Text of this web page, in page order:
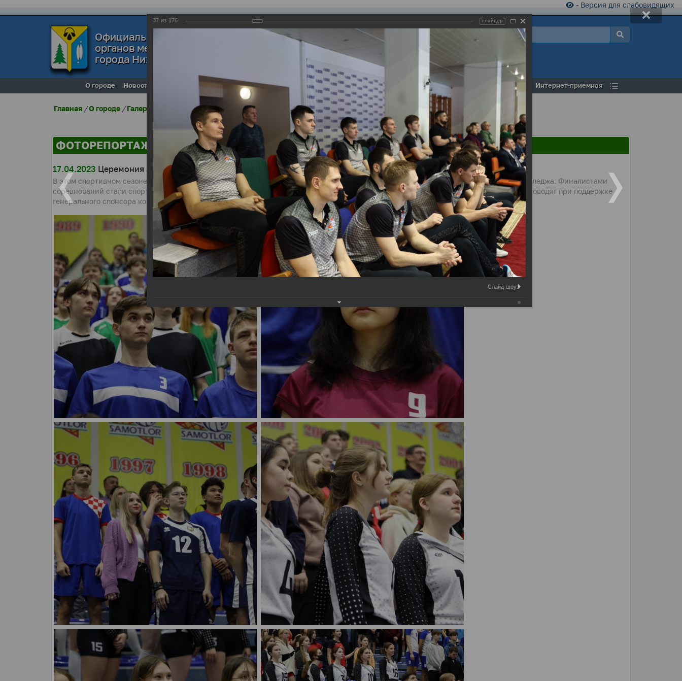
- Версия для слабовидящих
Официальный сайт
органов местного самоуправления
города Нижневартовска
О городе Новости Местное самоуправление Документы Муниципальные услуги Торговая площадка Открытый бюджет Интернет-приемная
Главная /О городе /Галерея города Фоторепортажи
ФОТОРЕПОРТАЖИ
17.04.2023 Церемония закрытия IX сезона «Школьной волейбольной лиги»
В этом спортивном сезоне приняли участие 57 команд. Это – 650 школьников, гимназистов, лицеистов и студентов медицинского колледжа. Финалистами
соревнований стали спортсмены из 32, 29, 10, 18, 21, 12, 10 и 42 школ, 1-й и 2-й гимназии и Лицея им. А.С. Пушкина. Соревнования проводят при поддержке
генерального спонсора компании «Горэлектросеть» с 2013 года.
37 из 176 слайдер
Слайд-шоу: